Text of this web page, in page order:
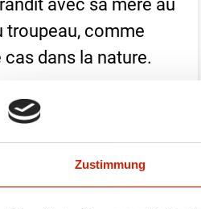
Zustimmung
avec sa mère au
troupeau, comme
cas dans la nature.
plus